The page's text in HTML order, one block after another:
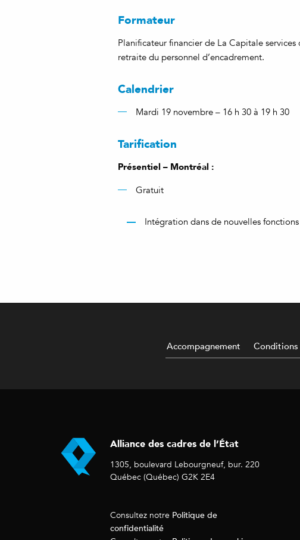
Formateur
Planificateur financier de La Capitale
retraite du personnel d’encadrement.
Calendrier
Mardi 19 novembre – 16 h 30 à 19 h 30
Tarification
Présentiel – Montréal :
Gratuit
Intégration dans de nouvelles fonctions
Accompagnement
Alliance des cadres de l’État
1305, boulevard Lebourgneuf, bur. 220
Québec (Québec) G2K 2E4
Consultez notre Politique de
confidentialité